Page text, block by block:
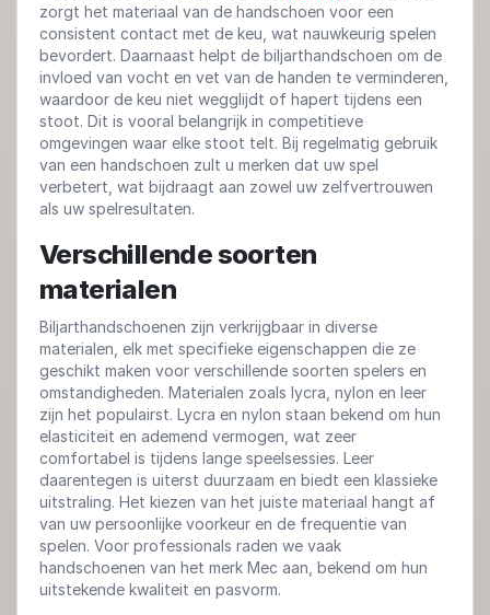
zorgt het materiaal van de handschoen voor een
consistent contact met de keu, wat nauwkeurig spelen
bevordert. Daarnaast helpt de biljarthandschoen om de
invloed van vocht en vet van de handen te verminderen,
waardoor de keu niet wegglijdt of hapert tijdens een
stoot. Dit is vooral belangrijk in competitieve
omgevingen waar elke stoot telt. Bij regelmatig gebruik
van een handschoen zult u merken dat uw spel
verbetert, wat bijdraagt aan zowel uw zelfvertrouwen
als uw spelresultaten.
Verschillende soorten
materialen
Biljarthandschoenen zijn verkrijgbaar in diverse
materialen, elk met specifieke eigenschappen die ze
geschikt maken voor verschillende soorten spelers en
omstandigheden. Materialen zoals lycra, nylon en leer
zijn het populairst. Lycra en nylon staan bekend om hun
elasticiteit en ademend vermogen, wat zeer
comfortabel is tijdens lange speelsessies. Leer
daarentegen is uiterst duurzaam en biedt een klassieke
uitstraling. Het kiezen van het juiste materiaal hangt af
van uw persoonlijke voorkeur en de frequentie van
spelen. Voor professionals raden we vaak
handschoenen van het merk Mec aan, bekend om hun
uitstekende kwaliteit en pasvorm.